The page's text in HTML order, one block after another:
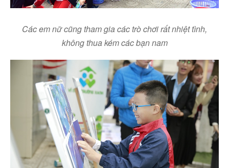
Các em nữ cũng tham gia các trò chơi rất nhiệt tình,
không thua kém các bạn nam